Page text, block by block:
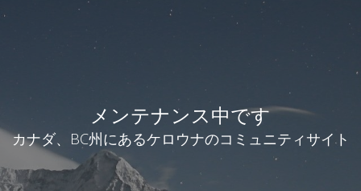
メンテナンス中です
カナダ、BC州にあるケロウナのコミュニティサイト